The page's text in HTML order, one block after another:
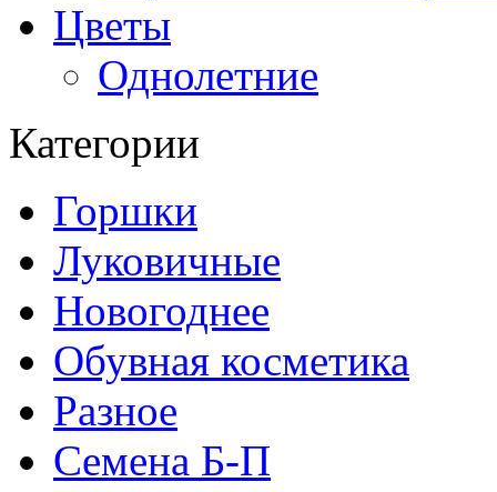
Цветы
Однолетние
Категории
Горшки
Луковичные
Новогоднее
Обувная косметика
Разное
Семена Б-П